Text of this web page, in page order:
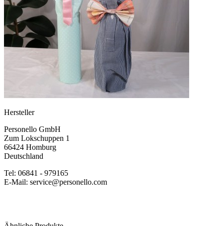
Hersteller
Personello GmbH
Zum Lokschuppen 1
66424 Homburg
Deutschland
Tel: 06841 - 979165
E-Mail: service@personello.com